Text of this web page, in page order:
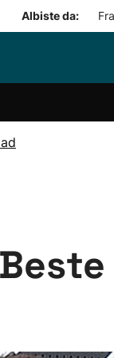
Albiste da:
Taldeak